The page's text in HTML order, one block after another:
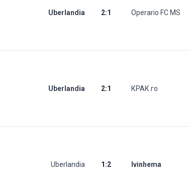
Uberlandia 2:1 Operario FC MS
Uberlandia 2:1 КРАК го
Uberlandia 1:2 Ivinhema